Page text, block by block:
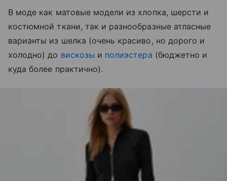
В моде как матовые модели из хлопка, шерсти и
костюмной ткани, так и разнообразные атласные
варианты из шелка (очень красиво, но дорого и
холодно) до вискозы и полиэстера (бюджетно и
куда более практично).